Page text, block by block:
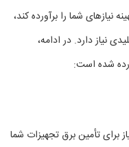
نیازهای شما را برآورده کند،
نیاز دارد. در ادامه،
شده است:
برای تأمین برق تجهیزات شما